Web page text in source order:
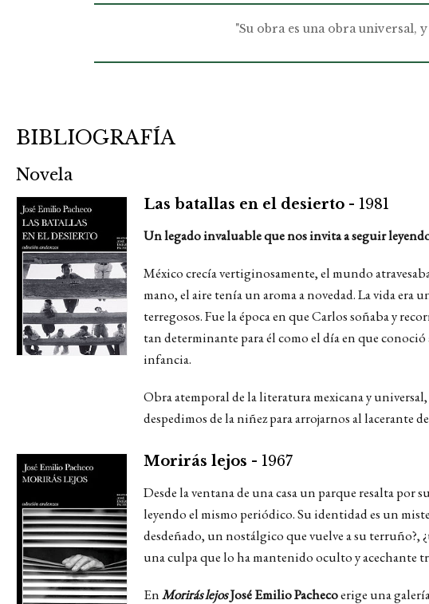
"Su obra es una obra universal,
BIBLIOGRAFÍA
Novela
Las batallas en el desierto - 1981
Un legado invaluable que nos invita a seguir
México crecía vertiginosamente, el mundo
mano, el aire tenía un aroma a novedad. La vida era
terregosos. Fue la época en que Carlos soñaba y
tan determinante para él como el día en que
infancia.
Obra atemporal de la literatura mexicana y
despedimos de la niñez para arrojarnos al lacerante
Morirás lejos - 1967
Desde la ventana de una casa un parque resalta por
leyendo el mismo periódico. Su identidad es un
desdeñado, un nostálgico que vuelve a su
una culpa que lo ha mantenido oculto y acechante
EnMorirás lejosJosé Emilio Pachecoerige una